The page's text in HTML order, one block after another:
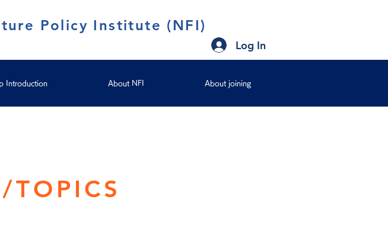
Policy Institute (NFI)
Log In
Introduction About NFI About joining
TOPICS